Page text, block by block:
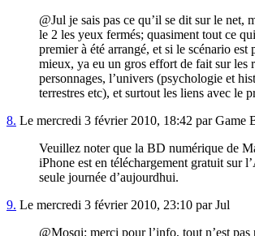
@Jul je sais pas ce qu’il se dit sur le net,
le 2 les yeux fermés; quasiment tout ce
premier à été arrangé, et si le scénario est
mieux, ya eu un gros effort de fait sur les
personnages, l’univers (psychologie et
terrestres etc), et surtout les liens avec le
8. Le mercredi 3 février 2010, 18:42 par Game
Veuillez noter que la BD numérique de
iPhone est en téléchargement gratuit sur
seule journée d’aujourdhui.
9. Le mercredi 3 février 2010, 23:10 par Jul
@Mosqi: merci pour l’info, tout n’est